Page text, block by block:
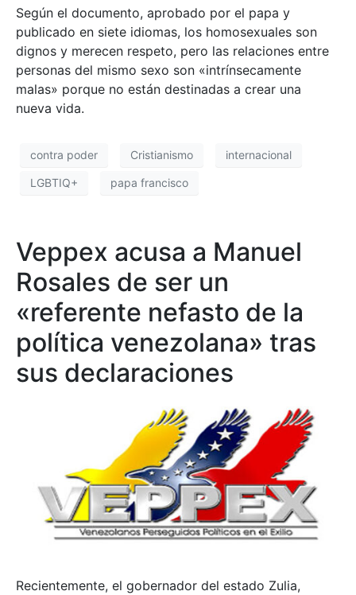
Según el documento, aprobado por el papa y
publicado en siete idiomas, los homosexuales son
dignos y merecen respeto, pero las relaciones entre
personas del mismo sexo son «intrínsecamente
malas» porque no están destinadas a crear una
nueva vida.
contra poder Cristianismo internacional
LGBTIQ+ papa francisco
Veppex acusa a Manuel
Rosales de ser un
«referente nefasto de la
política venezolana» tras
sus declaraciones
Recientemente, el gobernador del estado Zulia,